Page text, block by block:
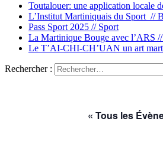
Toutalouer: une application locale
L’Institut Martiniquais du Sport //
Pass Sport 2025 // Sport
La Martinique Bouge avec l’ARS //
Le T’AI-CHI-CH’UAN un art
Rechercher :
« Tous les